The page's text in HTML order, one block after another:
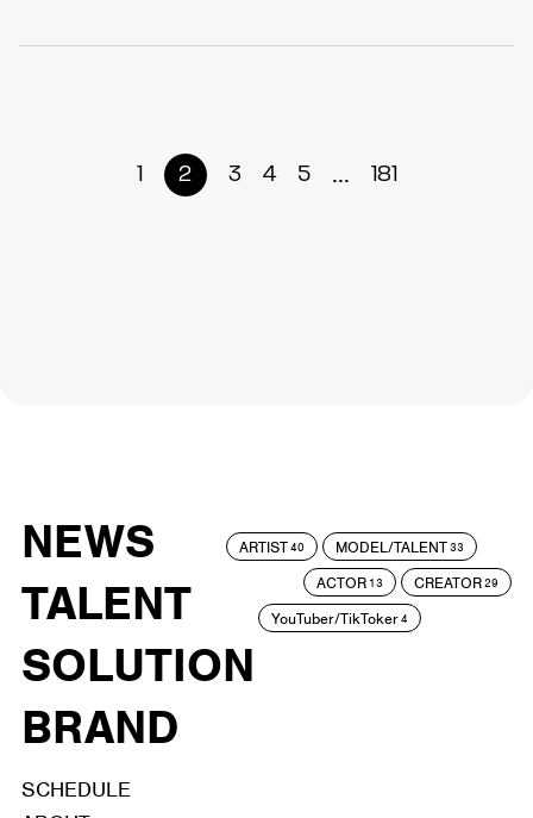
1 2 3 4 5 ... 181
NEWS
TALENT
SOLUTION
BRAND
ARTIST40 MODEL/TALENT33
ACTOR 13 CREATOR29
YouTuber/TikToker4
SCHEDULE